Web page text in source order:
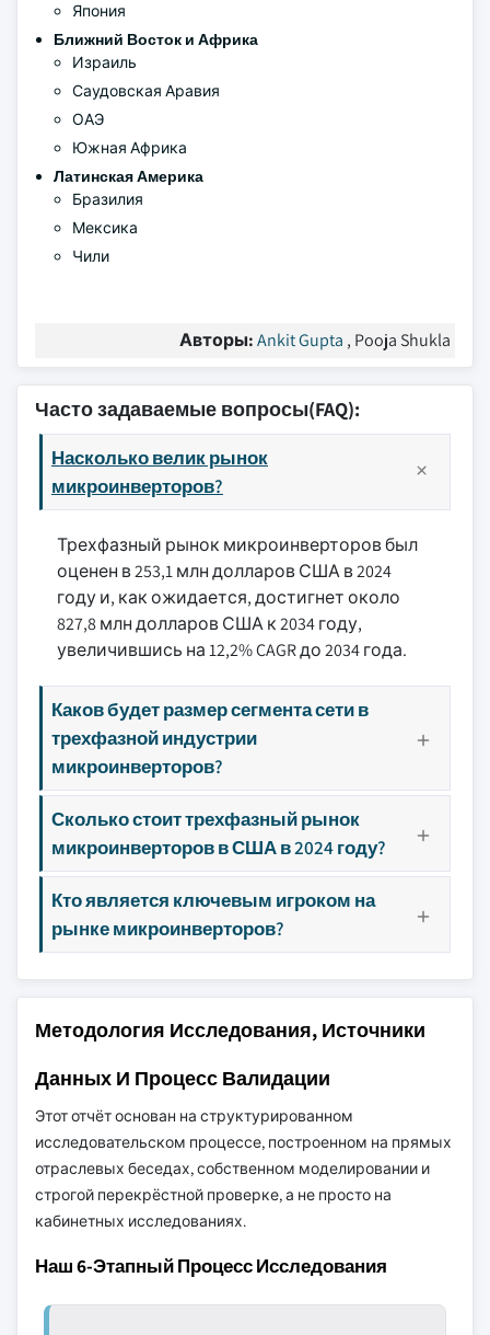
Япония
Ближний Восток и Африка
Израиль
Саудовская Аравия
ОАЭ
Южная Африка
Латинская Америка
Бразилия
Мексика
Чили
Авторы:Ankit Gupta , Pooja Shukla
Часто задаваемые вопросы(FAQ):
Насколько велик рынок
микроинверторов?
Трехфазный рынок микроинверторов был
оценен в 253,1 млн долларов США в 2024
году и, как ожидается, достигнет около
827,8 млн долларов США к 2034 году,
увеличившись на 12,2% CAGR до 2034 года.
Каков будет размер сегмента сети в
трехфазной индустрии
микроинверторов?
Сколько стоит трехфазный рынок
микроинверторов в США в 2024 году?
Кто является ключевым игроком на
рынке микроинверторов?
Методология Исследования, Источники
Данных И Процесс Валидации
Этот отчёт основан на структурированном
исследовательском процессе, построенном на прямых
отраслевых беседах, собственном моделировании и
строгой перекрёстной проверке, а не просто на
кабинетных исследованиях.
Наш 6-Этапный Процесс Исследования